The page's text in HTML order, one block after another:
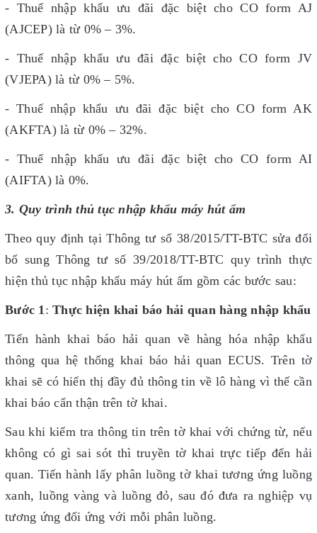
- Thuế nhập khẩu ưu đãi đặc biệt cho CO form AJ
(AJCEP) là từ 0% – 3%.
- Thuế nhập khẩu ưu đãi đặc biệt cho CO form JV
(VJEPA) là từ 0% – 5%.
- Thuế nhập khẩu ưu đãi đặc biệt cho CO form AK
(AKFTA) là từ 0% – 32%.
- Thuế nhập khẩu ưu đãi đặc biệt cho CO form AI
(AIFTA) là 0%.
3. Quy trình thủ tục nhập khẩu máy hút ẩm
Theo quy định tại Thông tư số 38/2015/TT-BTC sửa đổi
bổ sung Thông tư số 39/2018/TT-BTC quy trình thực
hiện thủ tục nhập khẩu máy hút ẩm gồm các bước sau:
Bước 1: Thực hiện khai báo hải quan hàng nhập khẩu
Tiến hành khai báo hải quan về hàng hóa nhập khẩu
thông qua hệ thống khai báo hải quan ECUS. Trên tờ
khai sẽ có hiển thị đầy đủ thông tin về lô hàng vì thế cần
khai báo cẩn thận trên tờ khai.
Sau khi kiểm tra thông tin trên tờ khai với chứng từ, nếu
không có gì sai sót thì truyền tờ khai trực tiếp đến hải
quan. Tiến hành lấy phân luồng tờ khai tương ứng luồng
xanh, luồng vàng và luồng đỏ, sau đó đưa ra nghiệp vụ
tương ứng đối ứng với mỗi phân luồng.